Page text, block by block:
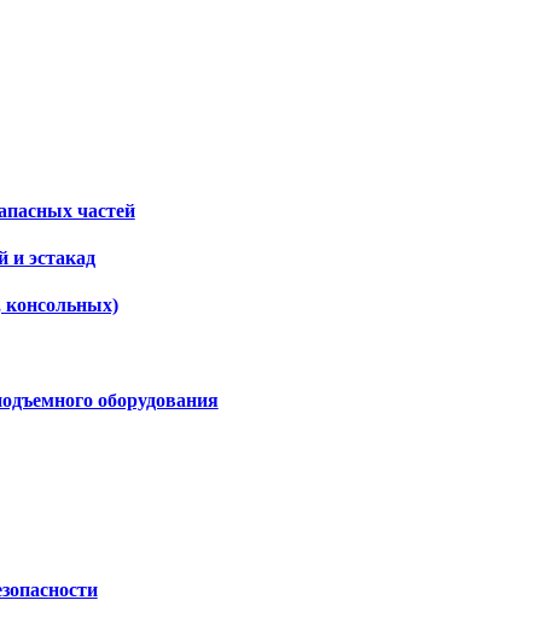
частей
и эстакад
консольных)
оборудования